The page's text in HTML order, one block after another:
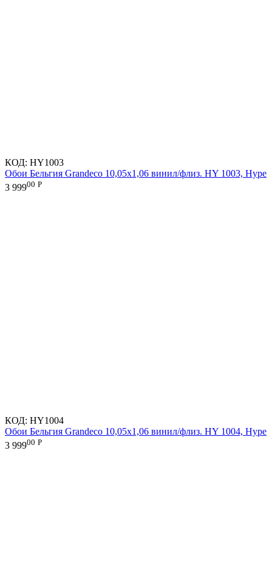
КОД: HY1003
Обои Бельгия Grandeco 10,05х1,06 винил/флиз. HY 1003, Hype
3 99900 Р
КОД: HY1004
Обои Бельгия Grandeco 10,05х1,06 винил/флиз. HY 1004, Hype
3 99900 Р